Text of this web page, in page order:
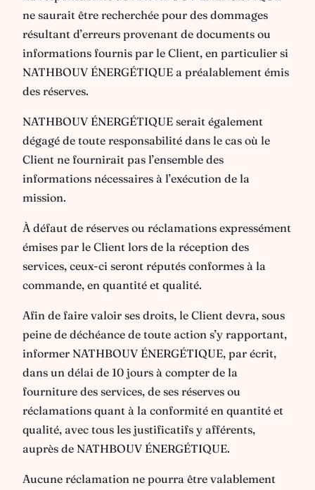
ne saurait être recherchée pour des dommages
résultant d’erreurs provenant de documents ou
informations fournis par le Client, en particulier si
NATHBOUV ÉNERGÉTIQUE a préalablement émis
des réserves.
NATHBOUV ÉNERGÉTIQUE serait également
dégagé de toute responsabilité dans le cas où le
Client ne fournirait pas l’ensemble des
informations nécessaires à l’exécution de la
mission.
À défaut de réserves ou réclamations expressément
émises par le Client lors de la réception des
services, ceux-ci seront réputés conformes à la
commande, en quantité et qualité.
Afin de faire valoir ses droits, le Client devra, sous
peine de déchéance de toute action s’y rapportant,
informer NATHBOUV ÉNERGÉTIQUE, par écrit,
dans un délai de 10 jours à compter de la
fourniture des services, de ses réserves ou
réclamations quant à la conformité en quantité et
qualité, avec tous les justificatifs y afférents,
auprès de NATHBOUV ÉNERGÉTIQUE.
Aucune réclamation ne pourra être valablement